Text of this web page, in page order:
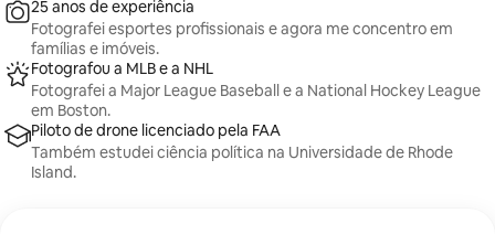
25 anos de experiência
Fotografei esportes profissionais e agora me concentro em
famílias e imóveis.
Fotografou a MLB e a NHL
Fotografei a Major League Baseball e a National Hockey League
em Boston.
Piloto de drone licenciado pela FAA
Também estudei ciência política na Universidade de Rhode
Island.